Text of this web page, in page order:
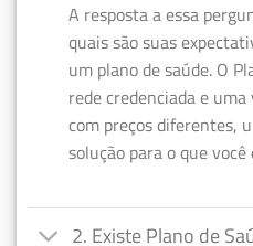
A resposta a essa
quais são suas
um plano de saúde. O
rede credenciada e
com preços diferentes,
solução para o que
2. Existe Plano de